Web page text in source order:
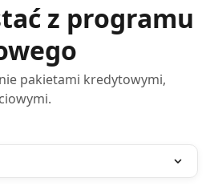
z programu
pakietami kredytowymi,